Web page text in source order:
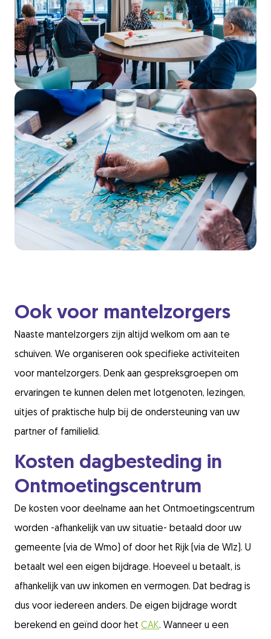
Ook voor mantelzorgers
Naaste mantelzorgers zijn altijd welkom om aan te
schuiven. We organiseren ook specifieke activiteiten
voor mantelzorgers. Denk aan gespreksgroepen om
ervaringen te kunnen delen met lotgenoten, lezingen,
uitjes of praktische hulp bij de ondersteuning van uw
partner of familielid.
Kosten dagbesteding in
Ontmoetingscentrum
De kosten voor deelname aan het Ontmoetingscentrum
worden -afhankelijk van uw situatie- betaald door uw
gemeente (via de Wmo) of door het Rijk (via de Wlz). U
betaalt wel een eigen bijdrage. Hoeveel u betaalt, is
afhankelijk van uw inkomen en vermogen. Dat bedrag is
dus voor iedereen anders. De eigen bijdrage wordt
berekend en geïnd door het CAK. Wanneer u een